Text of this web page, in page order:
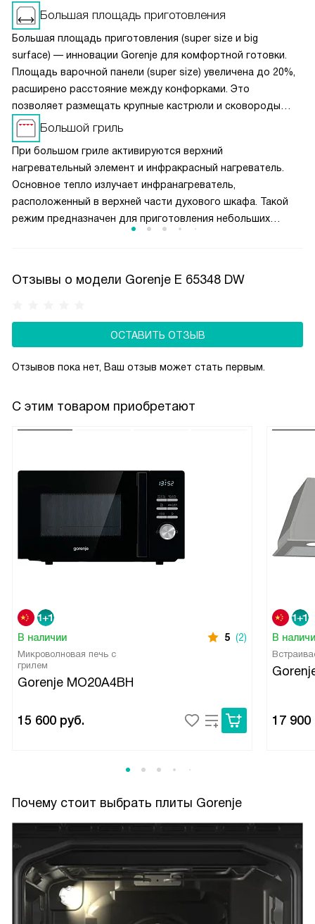
Большая площадь приготовления
Большая площадь приготовления (super size и big
surface) — инновации Gorenje для комфортной готовки.
Площадь варочной панели (super size) увеличена до 20%,
расширено расстояние между конфорками. Это
позволяет размещать крупные кастрюли и сковороды
одновременно, не мешая друг другу. Чугунные решётки
обеспечивают устойчивость посуды при перемещении.
Конструкция (super size) в духовках предлагает
увеличенную камеру и противни макси-формата. Полная
ширина духовки используется эффективно, а равномерная
циркуляция воздуха гарантирует идеальное пропекание
блюд на всех уровнях.
Большой гриль
При большом гриле активируются верхний
нагревательный элемент и инфракрасный нагреватель.
Основное тепло излучает инфранагреватель,
расположенный в верхней части духового шкафа. Такой
режим предназначен для приготовления небольших
Отзывы о модели Gorenje E 65348 DW
ОСТАВИТЬ ОТЗЫВ
Отзывов пока нет, Ваш отзыв может стать первым.
С этим товаром приобретают
В наличии 5 (2)
Микроволновая печь с
грилем
Gorenje MO20A4BH
15 600 руб.
В
17 900
Почему стоит выбрать плиты Gorenje